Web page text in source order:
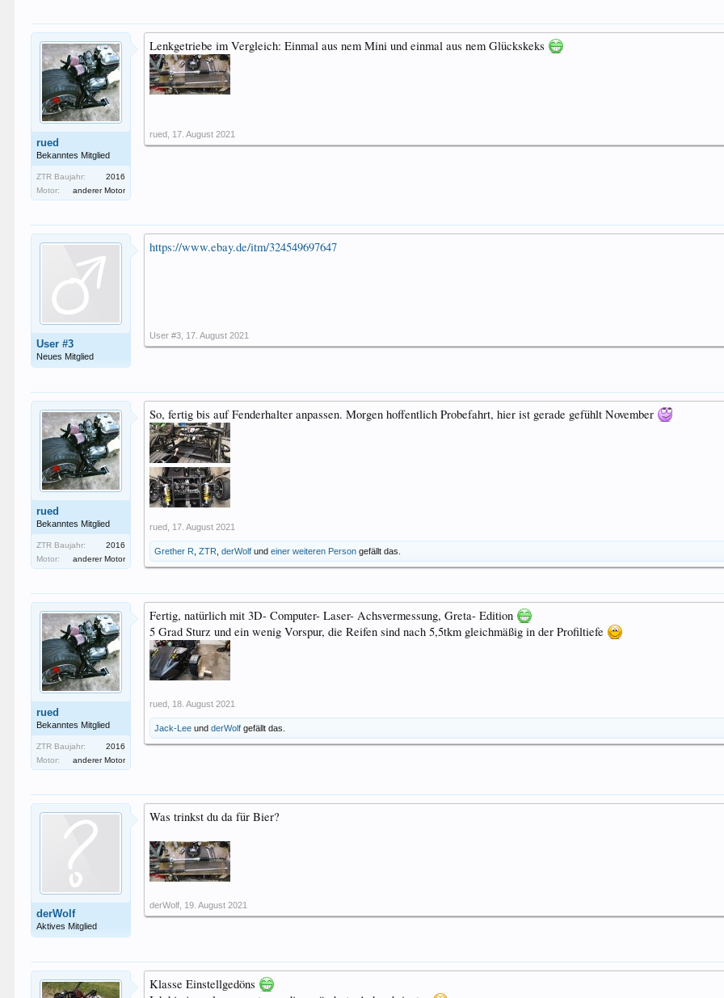
rued
Bekanntes Mitglied
ZTR Baujahr:
2016
Motor:
anderer Motor
Lenkgetriebe im Vergleich: Einmal aus nem Mini und einmal aus nem Glückskeks
rued 17. August 2021
User #3
Neues Mitglied
https://www.ebay.de/itm/324549697647
User #3 17. August 2021
rued
Bekanntes Mitglied
ZTR Baujahr:
2016
Motor:
anderer Motor
So, fertig bis auf Fenderhalter anpassen. Morgen hoffentlich Probefahrt, hier ist gerade gefühlt November
rued 17. August 2021
Grether R ,ZTR ,derWolf undeiner weiteren Person gefällt das.
rued
Bekanntes Mitglied
ZTR Baujahr:
2016
Motor:
anderer Motor
Fertig, natürlich mit 3D- Computer- Laser- Achsvermessung, Greta- Edition
5 Grad Sturz und ein wenig Vorspur, die Reifen sind nach 5,5tkm gleichmäßig in der Profiltiefe
rued 18. August 2021
Jack-Lee undderWolf gefällt das.
derWolf
Aktives Mitglied
Was trinkst du da für Bier?
derWolf 19. August 2021
Klasse Einstellgedöns